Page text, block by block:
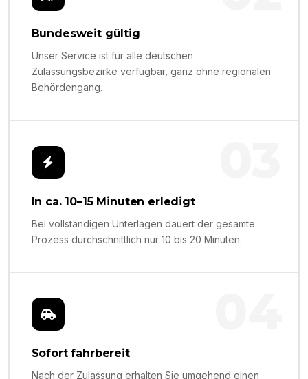
Bundesweit gültig
Unser Service ist für alle deutschen
Zulassungsbezirke verfügbar, ganz ohne regionalen
Behördengang.
In ca. 10–15 Minuten erledigt
Bei vollständigen Unterlagen dauert der gesamte
Prozess durchschnittlich nur 10 bis 20 Minuten.
Sofort fahrbereit
Nach der Zulassung erhalten Sie umgehend einen